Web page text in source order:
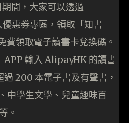
間，大家可以透過
惠券專區，領取「知書
領取電子讀書卡兌換碼。
APP 輸入 AlipayHK 的讀書
200 本電子書及有聲書，
中學生文學、兒童趣味百
。